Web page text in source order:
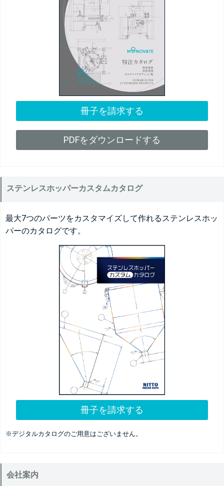
冊子を請求する
PDFをダウンロードする
ステンレスホッパーカスタムカタログ
最大7つのパーツをカスタマイズして作れるステンレスホッ
パーのカタログです。
冊子を請求する
※デジタルカタログのご用意はございません。
会社案内